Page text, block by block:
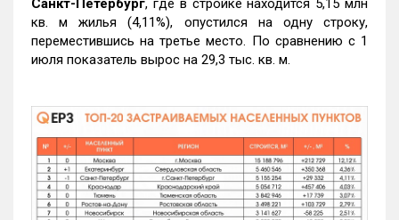
Санкт-Петербург, где в стройке находится 5,15 млн
кв. м жилья (4,11%), опустился на одну строку,
переместившись на третье место. По сравнению с 1
июля показатель вырос на 29,3 тыс. кв. м.